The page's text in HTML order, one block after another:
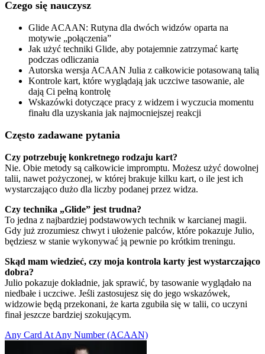
Czego się nauczysz
Glide ACAAN: Rutyna dla dwóch widzów oparta na
motywie „połączenia”
Jak użyć techniki Glide, aby potajemnie zatrzymać kartę
podczas odliczania
Autorska wersja ACAAN Julia z całkowicie potasowaną talią
Kontrole kart, które wyglądają jak uczciwe tasowanie, ale
dają Ci pełną kontrolę
Wskazówki dotyczące pracy z widzem i wyczucia momentu
finału dla uzyskania jak najmocniejszej reakcji
Często zadawane pytania
Czy potrzebuję konkretnego rodzaju kart?
Nie. Obie metody są całkowicie impromptu. Możesz użyć dowolnej
talii, nawet pożyczonej, w której brakuje kilku kart, o ile jest ich
wystarczająco dużo dla liczby podanej przez widza.
Czy technika „Glide” jest trudna?
To jedna z najbardziej podstawowych technik w karcianej magii.
Gdy już zrozumiesz chwyt i ułożenie palców, które pokazuje Julio,
będziesz w stanie wykonywać ją pewnie po krótkim treningu.
Skąd mam wiedzieć, czy moja kontrola karty jest wystarczająco
dobra?
Julio pokazuje dokładnie, jak sprawić, by tasowanie wyglądało na
niedbałe i uczciwe. Jeśli zastosujesz się do jego wskazówek,
widzowie będą przekonani, że karta zgubiła się w talii, co uczyni
finał jeszcze bardziej szokującym.
Any Card At Any Number (ACAAN)